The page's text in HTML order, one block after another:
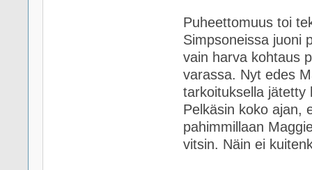
Puheettomuus toi
Simpsoneissa juoni
vain harva kohtaus
varassa. Nyt edes
tarkoituksella jätetty
Pelkäsin koko ajan,
pahimmillaan
vitsin. Näin ei